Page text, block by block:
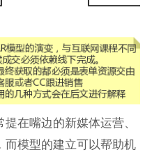
在嘴边的新媒体运营、
而模型的建立可以帮助机